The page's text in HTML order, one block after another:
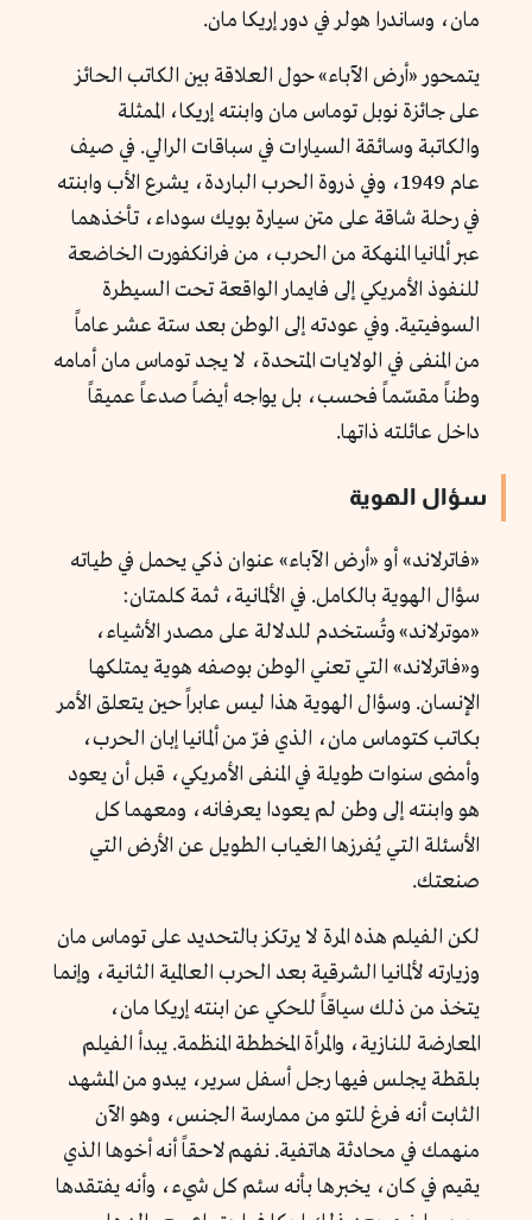
مان، وساندرا هولر في دور إريكا مان.
يتمحور «أرض الآباء» حول العلاقة بين الكاتب الحائز
على جائزة نوبل توماس مان وابنته إريكا، الممثلة
والكاتبة وسائقة السيارات في سباقات الرالي. في صيف
عام 1949، وفي ذروة الحرب الباردة، يشرع الأب وابنته
في رحلة شاقة على متن سيارة بويك سوداء، تأخذهما
عبر ألمانيا المنهكة من الحرب، من فرانكفورت الخاضعة
للنفوذ الأمريكي إلى فايمار الواقعة تحت السيطرة
السوفيتية. وفي عودته إلى الوطن بعد ستة عشر عاماً
من المنفى في الولايات المتحدة، لا يجد توماس مان أمامه
وطناً مقسّماً فحسب، بل يواجه أيضاً صدعاً عميقاً
داخل عائلته ذاتها.
سؤال الهوية
«فاترلاند» أو «أرض الآباء» عنوان ذكي يحمل في طياته
سؤال الهوية بالكامل. في الألمانية، ثمة كلمتان:
«موترلاند» وتُستخدم للدلالة على مصدر الأشياء،
و«فاترلاند» التي تعني الوطن بوصفه هوية يمتلكها
الإنسان. وسؤال الهوية هذا ليس عابراً حين يتعلق الأمر
بكاتب كتوماس مان، الذي فرّ من ألمانيا إبان الحرب،
وأمضى سنوات طويلة في المنفى الأمريكي، قبل أن يعود
هو وابنته إلى وطن لم يعودا يعرفانه، ومعهما كل
الأسئلة التي يُفرزها الغياب الطويل عن الأرض التي
صنعتك.
لكن الفيلم هذه المرة لا يرتكز بالتحديد على توماس مان
وزيارته لألمانيا الشرقية بعد الحرب العالمية الثانية، وإنما
يتخذ من ذلك سياقاً للحكي عن ابنته إريكا مان،
المعارضة للنازية، والمرأة المخططة المنظمة. يبدأ الفيلم
بلقطة يجلس فيها رجل أسفل سرير، يبدو من المشهد
الثابت أنه فرغ للتو من ممارسة الجنس، وهو الآن
منهمك في محادثة هاتفية. نفهم لاحقاً أنه أخوها الذي
يقيم في كان، يخبرها بأنه سئم كل شيء، وأنه يفتقدها